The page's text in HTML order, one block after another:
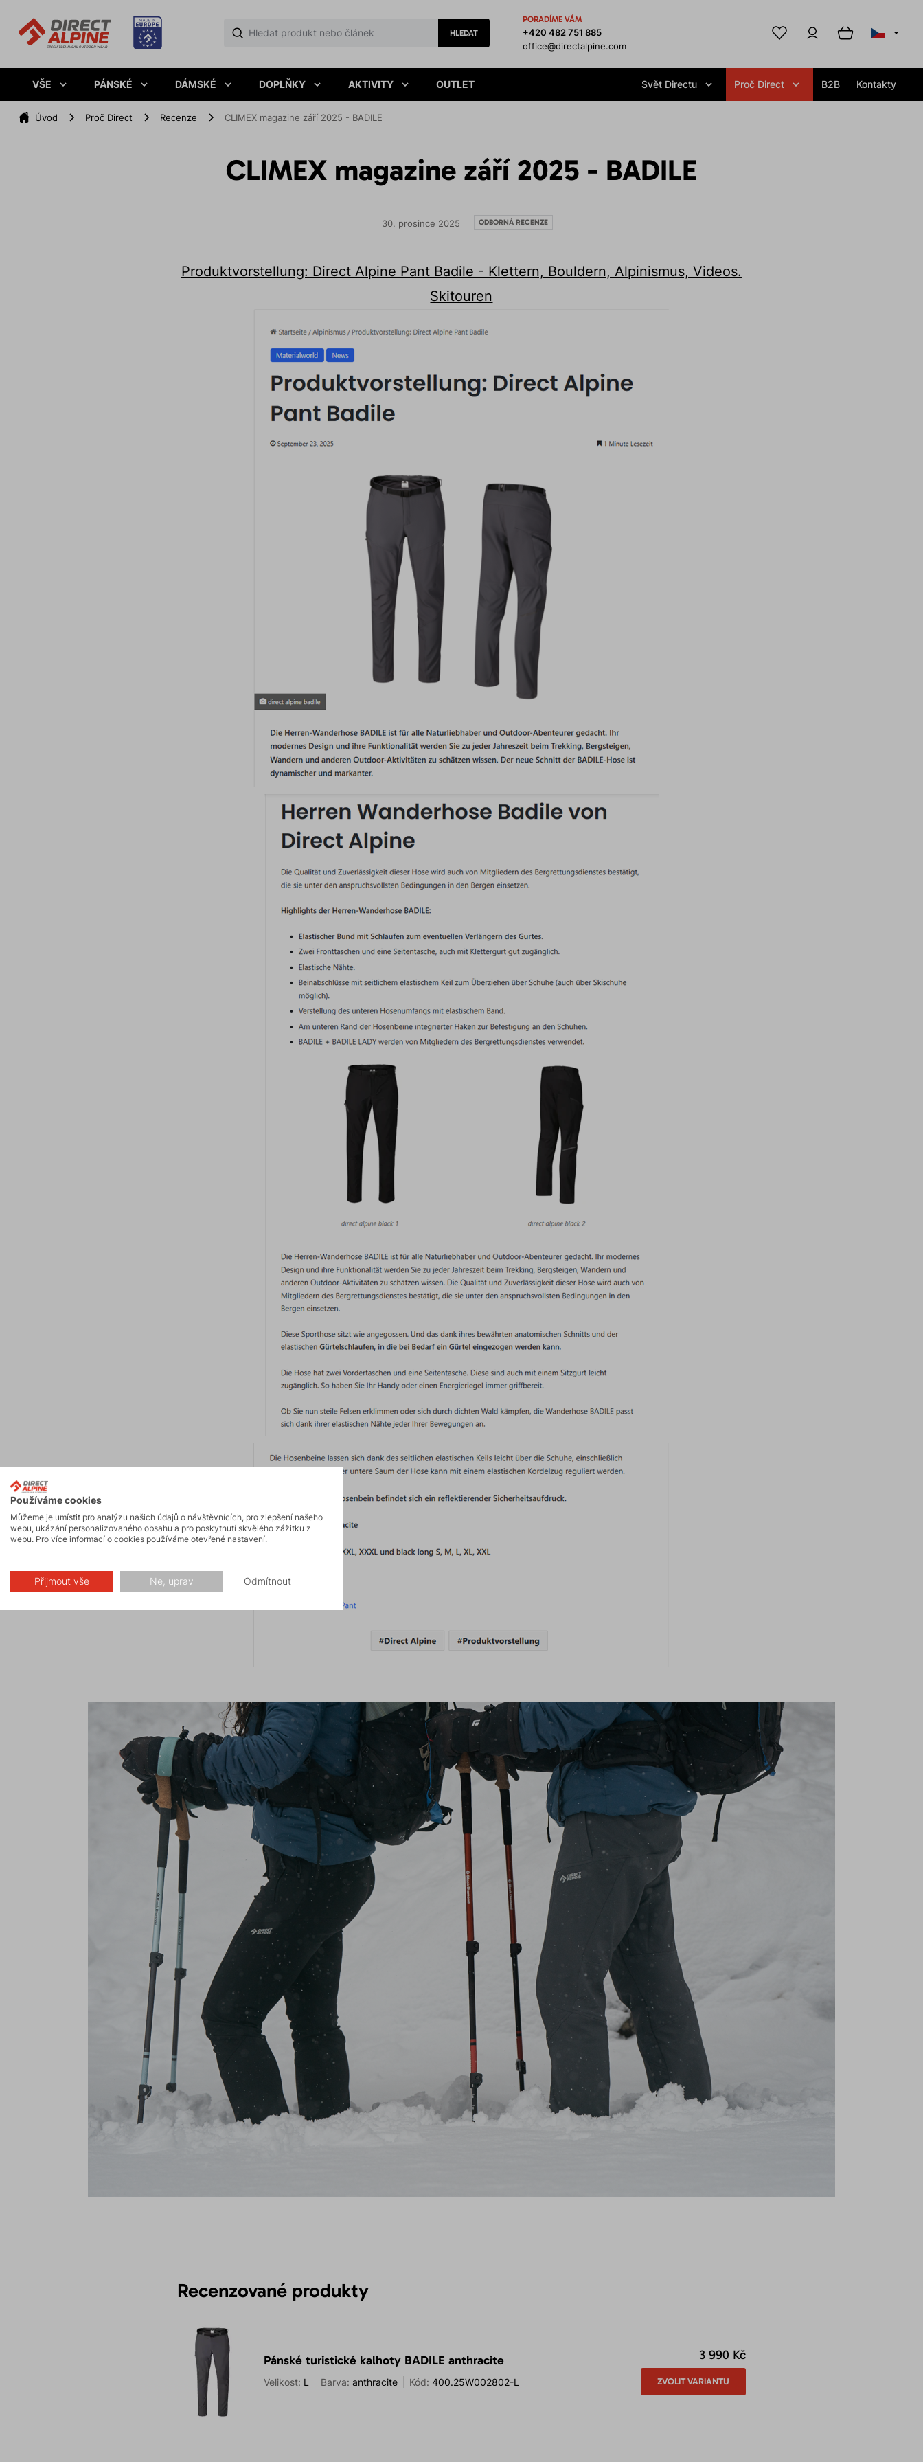
HLEDAT
PORADÍME VÁM
+420 482 751 885
office@directalpine.com
VŠE PÁNSKÉ DÁMSKÉ DOPLŇKY AKTIVITY OUTLET Svět Directu Proč Direct B2B Kontakty
Úvod Proč Direct Recenze CLIMEX magazine září 2025 - BADILE
CLIMEX magazine září 2025 - BADILE
30. prosince 2025 ODBORNÁ RECENZE
Produktvorstellung: Direct Alpine Pant Badile - Klettern, Bouldern, Alpinismus, Videos.
Skitouren
Recenzované produkty
Pánské turistické kalhoty BADILE anthracite
Velikost: L Barva: anthracite Kód: 400.25W002802-L
3 990 Kč
ZVOLIT VARIANTU
Používáme cookies
Můžeme je umístit pro analýzu našich údajů o návštěvnících, pro zlepšení našeho
webu, ukázání personalizovaného obsahu a pro poskytnutí skvělého zážitku z
webu. Pro více informací o cookies používáme otevřené nastavení.
Přijmout vše Ne, uprav Odmítnout